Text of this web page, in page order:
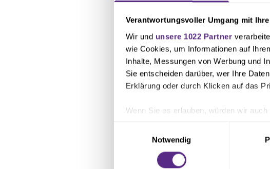
Verantwortungsvoller Umgang mit
Wir und unsere 1022 Partner
wie Cookies, um Informationen auf
Inhalte, Messungen von Werbung und
Sie entscheiden darüber, wer Ihre
Erklärung oder durch Klicken auf das
Wenn Sie es erlauben, würden wir auch
Ihr Gerät durch aktives Scannen
Erfahren Sie mehr darüber, wie Ihre
Einzelheitenfest.
Notwendig